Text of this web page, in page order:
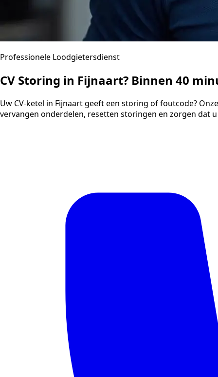
Professionele Loodgietersdienst
CV Storing in Fijnaart? Binnen 40
Uw CV-ketel in Fijnaart geeft een storing of foutcode?
vervangen onderdelen, resetten storingen en zorgen dat